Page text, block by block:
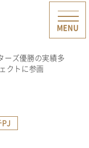
ーズ優勝の実績多
クトに参画
PJ